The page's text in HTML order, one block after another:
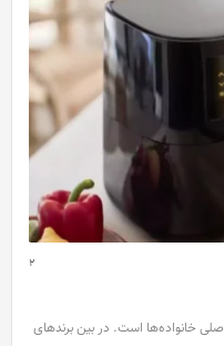
2
خانواده‌ها است. در بین برندهای